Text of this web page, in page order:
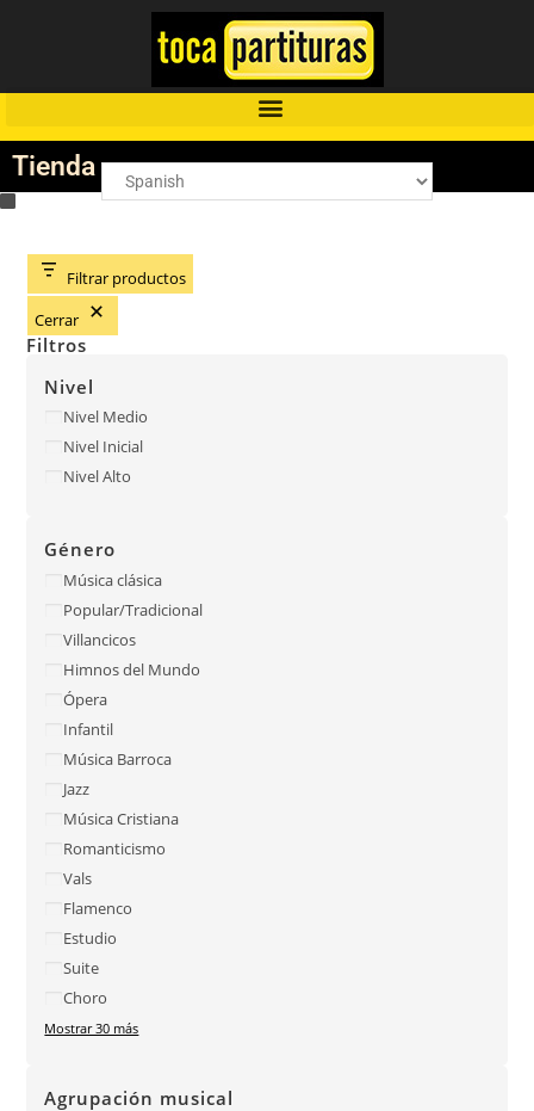
Tienda
Filtrar productos
Cerrar
Filtros
Nivel
Nivel Medio
Nivel Inicial
Nivel Alto
Género
Música clásica
Popular/Tradicional
Villancicos
Himnos del Mundo
Ópera
Infantil
Música Barroca
Jazz
Música Cristiana
Romanticismo
Vals
Flamenco
Estudio
Suite
Choro
Mostrar 30 más
Agrupación musical